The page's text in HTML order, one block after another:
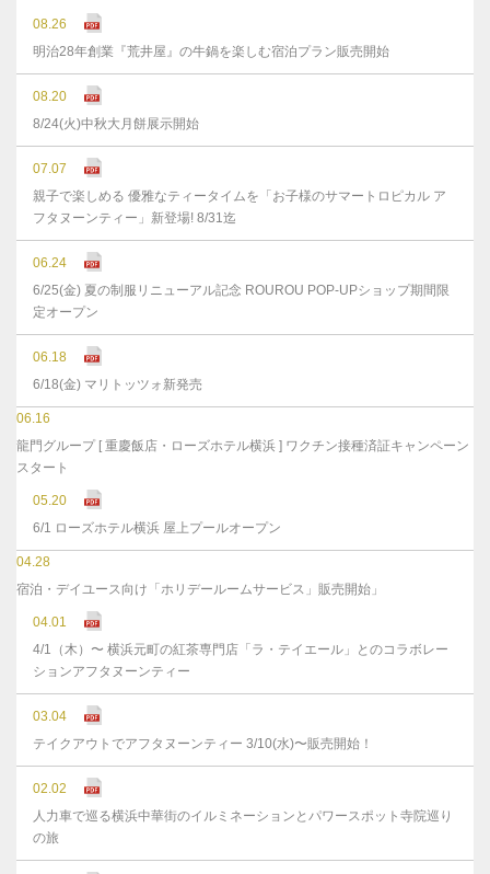
08.26
明治28年創業『荒井屋』の牛鍋を楽しむ宿泊プラン販売開始
08.20
8/24(火)中秋大月餅展示開始
07.07
親子で楽しめる 優雅なティータイムを「お子様のサマートロピカル ア
フタヌーンティー」新登場! 8/31迄
06.24
6/25(金) 夏の制服リニューアル記念 ROUROU POP-UPショップ期間限
定オープン
06.18
6/18(金) マリトッツォ新発売
06.16
龍門グループ [ 重慶飯店・ローズホテル横浜 ] ワクチン接種済証キャンペーン
スタート
05.20
6/1 ローズホテル横浜 屋上プールオープン
04.28
宿泊・デイユース向け「ホリデールームサービス」販売開始」
04.01
4/1（木）〜 横浜元町の紅茶専門店「ラ・テイエール」とのコラボレー
ションアフタヌーンティー
03.04
テイクアウトでアフタヌーンティー 3/10(水)〜販売開始！
02.02
人力車で巡る横浜中華街のイルミネーションとパワースポット寺院巡り
の旅